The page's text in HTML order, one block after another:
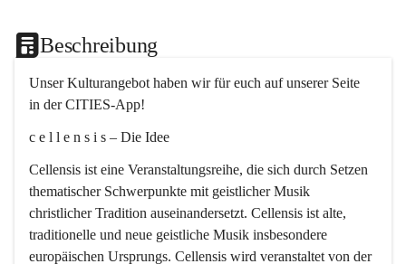
Beschreibung
Unser Kulturangebot haben wir für euch auf unserer Seite
in der CITIES-App!
c e l l e n s i s – Die Idee
Cellensis ist eine Veranstaltungsreihe, die sich durch Setzen
thematischer Schwerpunkte mit geistlicher Musik
christlicher Tradition auseinandersetzt. Cellensis ist alte,
traditionelle und neue geistliche Musik insbesondere
europäischen Ursprungs. Cellensis wird veranstaltet von der